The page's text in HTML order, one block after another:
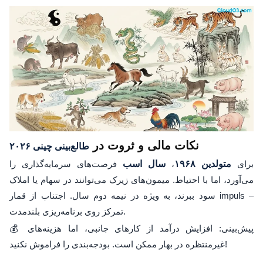
نکات مالی و ثروت در
طالع‌بینی چینی ۲۰۲۶
برای متولدین ۱۹۶۸ ، سال اسب فرصت‌های سرمایه‌گذاری را
می‌آورد، اما با احتیاط. میمون‌های زیرک می‌توانند در سهام یا املاک
سود ببرند، به ویژه در نیمه دوم سال. اجتناب از قمار impuls –
تمرکز روی برنامه‌ریزی بلندمدت.
💰 پیش‌بینی: افزایش درآمد از کارهای جانبی، اما هزینه‌های
غیرمنتظره در بهار ممکن است. بودجه‌بندی را فراموش نکنید!